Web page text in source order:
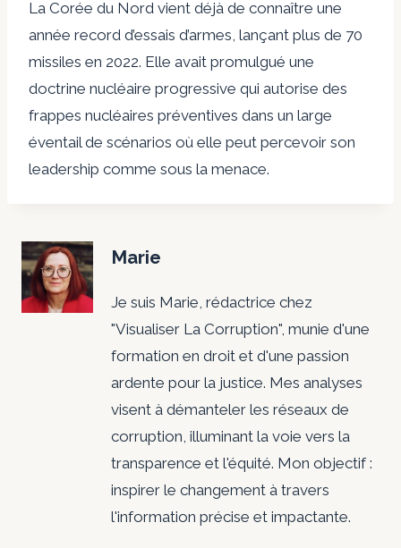
La Corée du Nord vient déjà de connaître une
année record d’essais d’armes, lançant plus de 70
missiles en 2022. Elle avait promulgué une
doctrine nucléaire progressive qui autorise des
frappes nucléaires préventives dans un large
éventail de scénarios où elle peut percevoir son
leadership comme sous la menace.
Marie
Je suis Marie, rédactrice chez
"Visualiser La Corruption", munie d'une
formation en droit et d'une passion
ardente pour la justice. Mes analyses
visent à démanteler les réseaux de
corruption, illuminant la voie vers la
transparence et l'équité. Mon objectif :
inspirer le changement à travers
l'information précise et impactante.